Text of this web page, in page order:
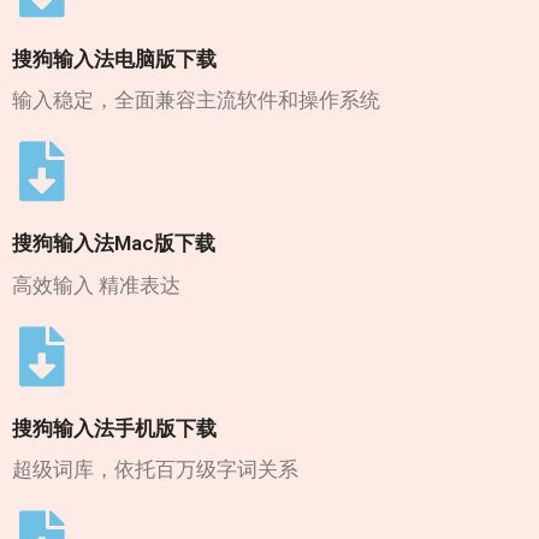
搜狗输入法电脑版下载
输入稳定，全面兼容主流软件和操作系统
搜狗输入法Mac版下载
高效输入 精准表达
搜狗输入法手机版下载
超级词库，依托百万级字词关系